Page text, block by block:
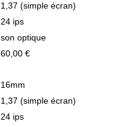
1,37 (simple écran)
24 ips
son optique
60,00 €
16mm
1,37 (simple écran)
24 ips